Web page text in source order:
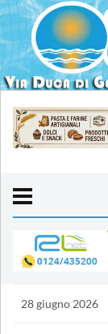
28 giugno 2026